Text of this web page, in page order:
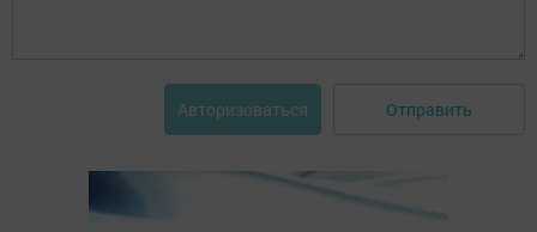
Авторизоваться Отправить